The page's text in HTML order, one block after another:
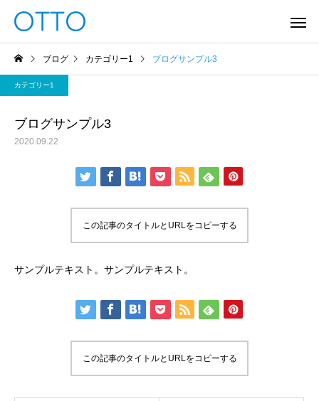
ブログ カテゴリー1 ブログサンプル3
カテゴリー1
ブログサンプル3
2020.09.22
この記事のタイトルとURLをコピーする
サンプルテキスト。サンプルテキスト。
この記事のタイトルとURLをコピーする